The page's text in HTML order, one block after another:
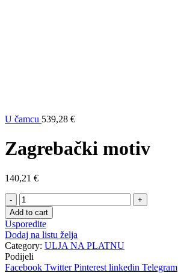
U čamcu 539,28 €
Zagrebački motiv
140,21 €
Quantity
Add to cart
Usporedite
Dodaj na listu želja
Category: ULJA NA PLATNU
Podijeli
Facebook Twitter Pinterest linkedin Telegram